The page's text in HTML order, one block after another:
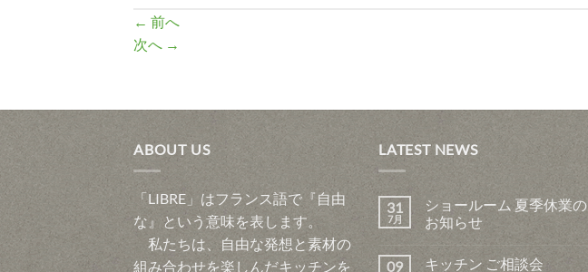
← 前へ
次へ →
ABOUT US
「LIBRE」はフランス語で『自由
な』という意味を表します。
私たちは、自由な発想と素材の
組み合わせを楽しんだキッチンを
LATEST NEWS
31
7月
ショールーム 夏季休業の
お知らせ
09 キッチン ご相談会